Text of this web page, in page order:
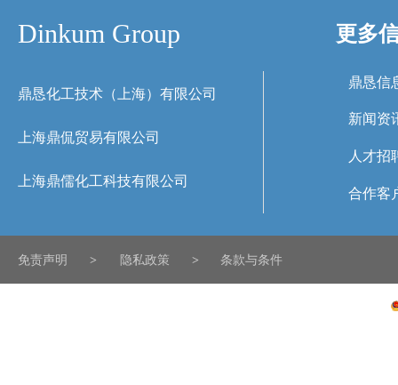
免责声明 隐私政策 条款与条件
> >
Dinkum Group
鼎恳化工技术（上海）有限公司
上海鼎侃贸易有限公司
上海鼎儒化工科技有限公司
人才招
更多
鼎恳信
新闻资
合作客